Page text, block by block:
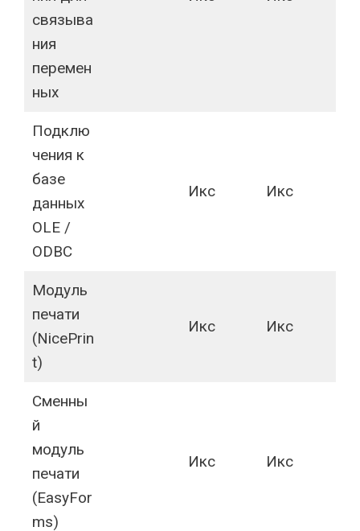
связыва
ния
перемен
ных
Подклю
чения к
базе
данных
OLE /
ODBC
Икс Икс
Модуль
печати
(NicePrin
t)
Икс Икс
Сменны
й
модуль
печати
(EasyFor
ms)
Икс Икс